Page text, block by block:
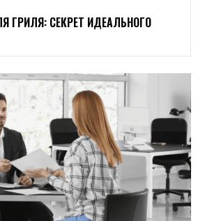
ГРИЛЯ: СЕКРЕТ ИДЕАЛЬНОГО